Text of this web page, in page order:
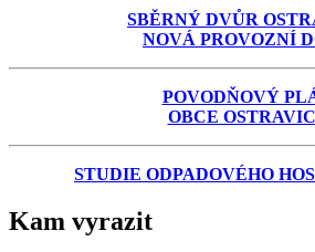
SBĚRNÝ DVŮR
NOVÁ PROVOZNÍ
POVODŇOVÝ
OBCE
STUDIE ODPADOVÉHO
Kam vyrazit